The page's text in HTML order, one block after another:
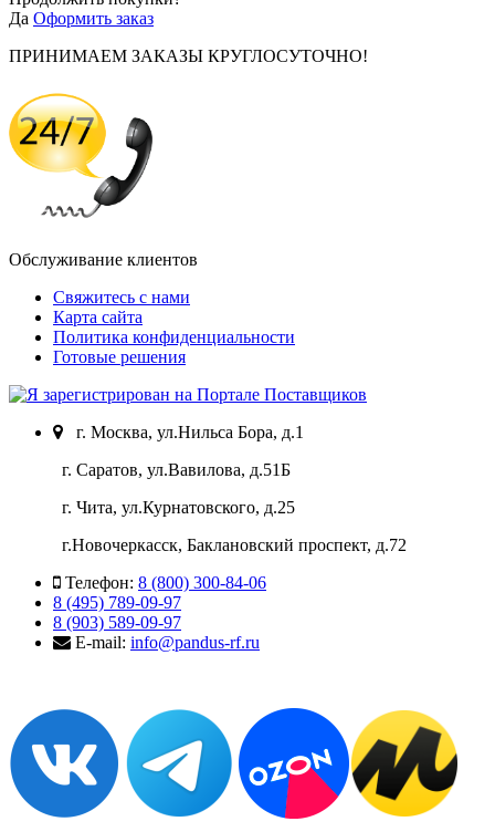
Да Оформить заказ
ПРИНИМАЕМ ЗАКАЗЫ КРУГЛОСУТОЧНО!
Обслуживание клиентов
Свяжитесь с нами
Карта сайта
Политика конфиденциальности
Готовые решения
г. Москва, ул.Нильса Бора, д.1
г. Саратов, ул.Вавилова, д.51Б
г. Чита, ул.Курнатовского, д.25
г.Новочеркасск, Баклановский проспект, д.72
Телефон: 8 (800) 300-84-06
8 (495) 789-09-97
8 (903) 589-09-97
E-mail: info@pandus-rf.ru